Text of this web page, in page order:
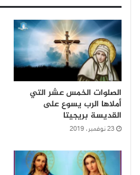
الصلوات الخمس عشر التي
أملاها الرب يسوع على
القديسة بريجيتا
23 نوفمبر، 2019